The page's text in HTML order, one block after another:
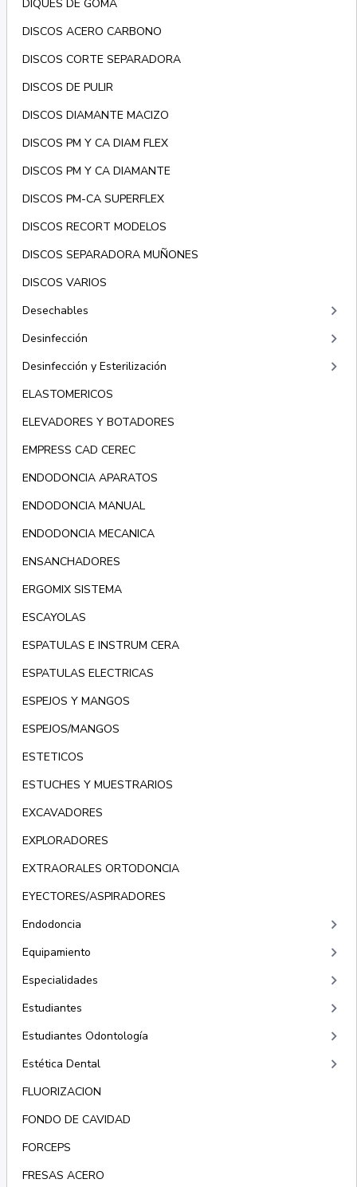
DIQUES DE GOMA
DISCOS ACERO CARBONO
DISCOS CORTE SEPARADORA
DISCOS DE PULIR
DISCOS DIAMANTE MACIZO
DISCOS PM Y CA DIAM FLEX
DISCOS PM Y CA DIAMANTE
DISCOS PM-CA SUPERFLEX
DISCOS RECORT MODELOS
DISCOS SEPARADORA MUÑONES
DISCOS VARIOS
Desechables
keyboard_arrow_right
Desinfección keyboard_arrow_right
Desinfección y Esterilización keyboard_arrow_right
ELASTOMERICOS
ELEVADORES Y BOTADORES
EMPRESS CAD CEREC
ENDODONCIA APARATOS
ENDODONCIA MANUAL
ENDODONCIA MECANICA
ENSANCHADORES
ERGOMIX SISTEMA
ESCAYOLAS
ESPATULAS E INSTRUM CERA
ESPATULAS ELECTRICAS
ESPEJOS Y MANGOS
ESPEJOS/MANGOS
ESTETICOS
ESTUCHES Y MUESTRARIOS
EXCAVADORES
EXPLORADORES
EXTRAORALES ORTODONCIA
EYECTORES/ASPIRADORES
Endodoncia
keyboard_arrow_right
Equipamiento keyboard_arrow_right
Especialidades keyboard_arrow_right
Estudiantes keyboard_arrow_right
Estudiantes Odontología keyboard_arrow_right
Estética Dental keyboard_arrow_right
FLUORIZACION
FONDO DE CAVIDAD
FORCEPS
FRESAS ACERO